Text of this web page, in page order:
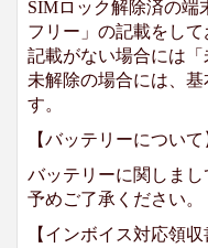
SIMロック解除済の端
フリー」の記載をして
記載がない場合には
未解除の場合には、
す。
【バッテリーについて
バッテリーに関しま
予めご了承ください。
【インボイス対応領収